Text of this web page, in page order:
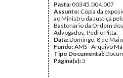
Pasta:00345.004.007
Assunto: Cópia da
ao Ministro da Justiça
Bastonário da Ordem dos
Advogados, Pedro Pitta.
Data:Domingo, 8 de
Fundo:AMS - Arquivo
Tipo Documental:
Página(s):5